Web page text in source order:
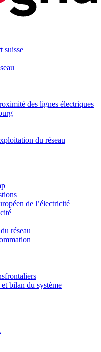
suisse
des lignes électriques
du réseau
de l’électricité
réseau
bilan du système